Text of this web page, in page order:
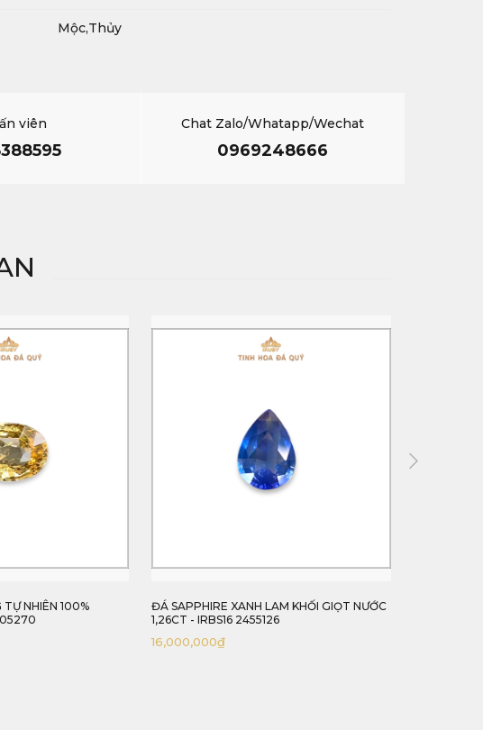
Mộc,Thủy
viên Chat Zalo/Whatapp/Wechat
0969248666
KHỐI GIỌT NƯỚC
ĐÁ SAPPHIRE XANH LAM HOÀNG GIA
3,27CT - IRBS192 2405327
88,290,000₫